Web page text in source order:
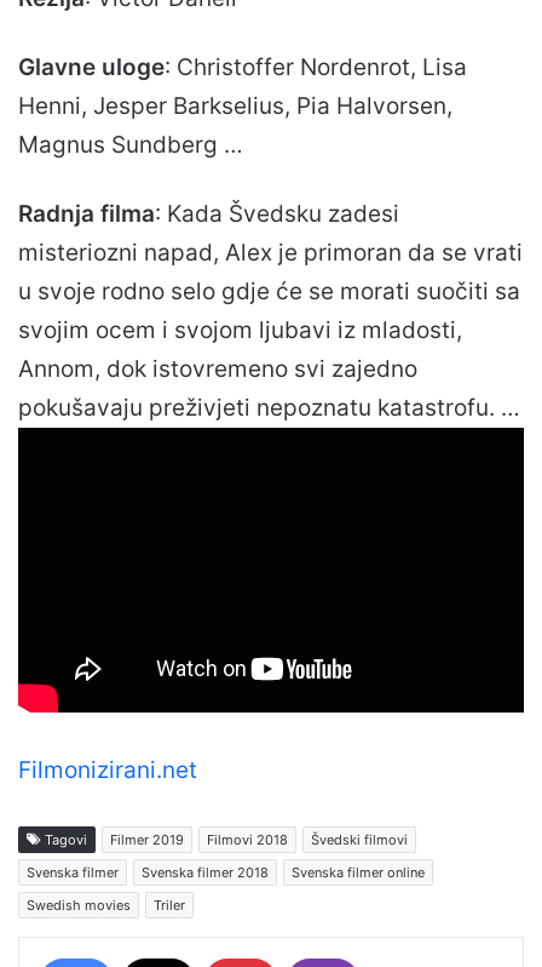
Glavne uloge: Christoffer Nordenrot, Lisa
Henni, Jesper Barkselius, Pia Halvorsen,
Magnus Sundberg …
Radnja filma: Kada Švedsku zadesi
misteriozni napad, Alex je primoran da se vrati
u svoje rodno selo gdje će se morati suočiti sa
svojim ocem i svojom ljubavi iz mladosti,
Annom, dok istovremeno svi zajedno
pokušavaju preživjeti nepoznatu katastrofu. …
Filmonizirani.net
Tagovi Filmer 2019 Filmovi 2018
Švedski filmovi
Svenska filmer
Svenska filmer 2018
Svenska filmer online
Swedish movies
Triler